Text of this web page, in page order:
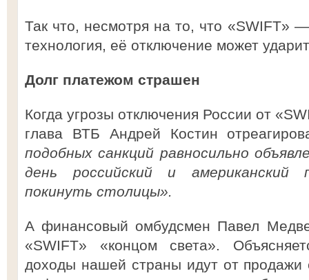
Так что, несмотря на то, что «SWIFT»
технология, её отключение может
Долг платежом страшен
Когда угрозы отключения России от
глава ВТБ Андрей Костин
подобных санкций равносильно
день российский и
покинуть столицы».
А финансовый омбудсмен Павел
«SWIFT» «концом света».
доходы нашей страны идут от продажи